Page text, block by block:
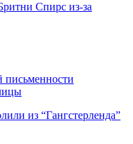
Спирс из-за
письменности
из “Гангстерленда”